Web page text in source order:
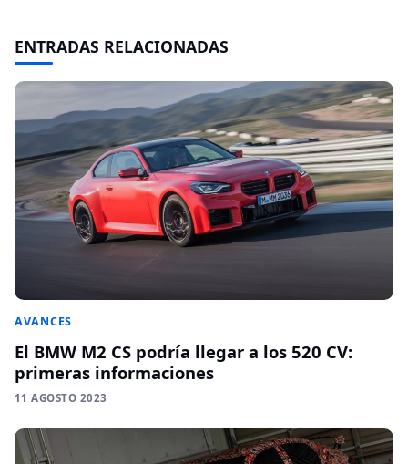
ENTRADAS RELACIONADAS
AVANCES
El BMW M2 CS podría llegar a los 520 CV:
primeras informaciones
11 AGOSTO 2023